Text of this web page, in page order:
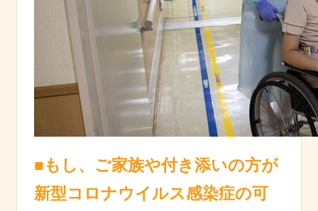
■もし、ご家族や付き添いの方が
新型コロナウイルス感染症の可